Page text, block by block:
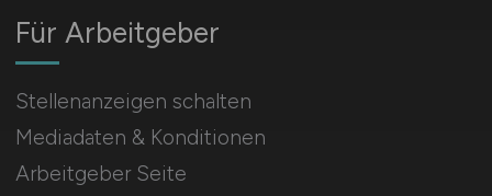
Für Arbeitgeber
Stellenanzeigen schalten
Mediadaten & Konditionen
Arbeitgeber Seite